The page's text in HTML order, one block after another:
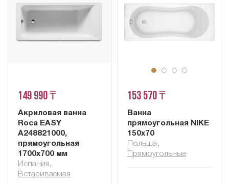
149 990 ₸
Акриловая ванна
Roca EASY
A248821000,
прямоугольная
1700x700 мм
Испания ,
Встариваемая
153 570 ₸
Ванна
прямоугольная NIKE
150x70
Польша,
Прямоугольные